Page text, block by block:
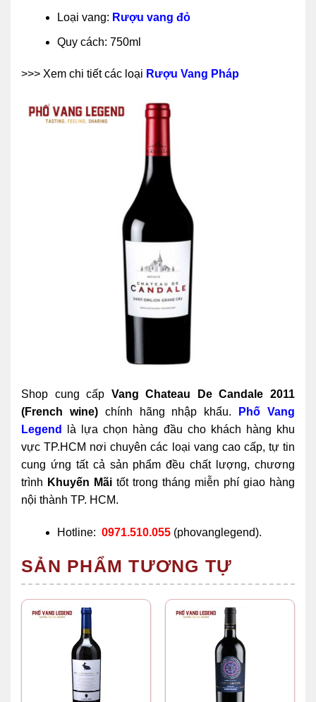
Loại vang: Rượu vang đỏ
Quy cách: 750ml
>>> Xem chi tiết các loại Rượu Vang Pháp
Shop cung cấp Vang Chateau De Candale 2011
(French wine) chính hãng nhập khẩu.
Phố Vang
Legend
là lựa chọn hàng đầu cho khách hàng khu
vực TP.HCM nơi chuyên các loại vang cao cấp, tự tin
cung ứng tất cả sản phẩm đều chất lượng, chương
trình Khuyến Mãi tốt trong tháng miễn phí giao hàng
nội thành TP. HCM.
Hotline: 0971.510.055 (phovanglegend).
SẢN PHẨM TƯƠNG TỰ